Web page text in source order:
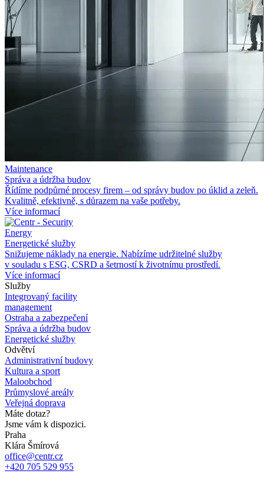
Maintenance
Správa a údržba budov
Řídíme podpůrné procesy firem – od správy budov po úklid a zeleň.
Kvalitně, efektivně, s důrazem na vaše potřeby.
Více informací
Energy
Energetické služby
Snižujeme náklady na energie. Nabízíme udržitelné služby
v souladu s ESG, CSRD a šetrností k životnímu prostředí.
Více informací
Služby
Integrovaný facility
management
Ostraha a zabezpečení
Správa a údržba budov
Energetické služby
Odvětví
Administrativní budovy
Kultura a sport
Maloobchod
Průmyslové areály
Veřejná doprava
Máte dotaz?
Jsme vám k dispozici.
Praha
Klára Šmírová
office@centr.cz
+420 705 529 955